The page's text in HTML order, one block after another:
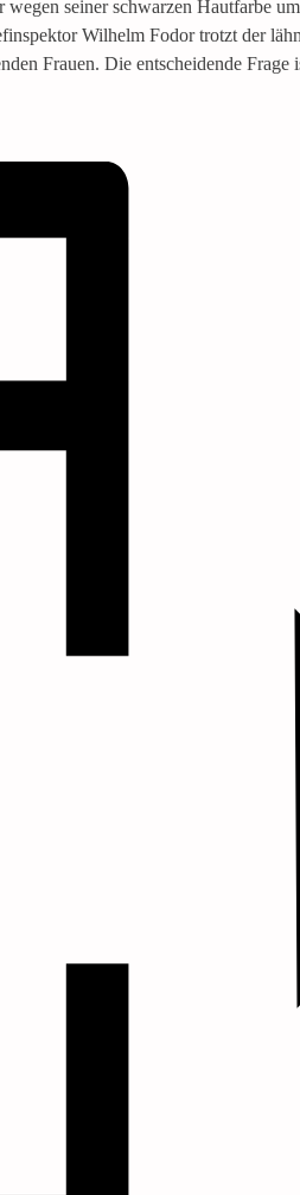
seiner schwarzen Hautfarbe
Wilhelm Fodor trotzt der
Frauen. Die entscheidende Frage